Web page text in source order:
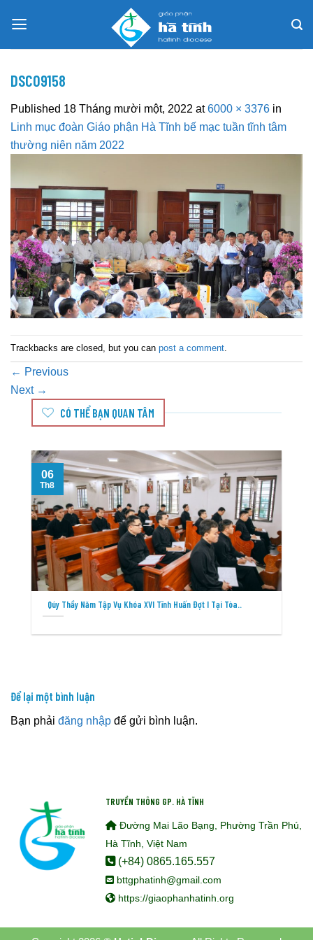
DSC09158
Published 18 Tháng mười một, 2022 at6000 × 3376 in
Linh mục đoàn Giáo phận Hà Tĩnh bế mạc tuần tĩnh tâm
thường niên năm 2022
Trackbacks are closed, but you can post a comment
← Previous
Next →
CÓ THỂ BẠN QUAN TÂM
Qúy Thầy Năm Tập Vụ Khóa XVI Tĩnh Huấn Đợt I Tại Tòa..
06
Th8
Để lại một bình luận
Bạn phải đăng nhập để gửi bình luận.
TRUYỀN THÔNG GP. HÀ TĨNH
Đường Mai Lão Bạng, Phường Trần Phú,
Hà Tĩnh, Việt Nam
(+84) 0865.165.557
bttgphatinh@gmail.com
https://giaophanhatinh.org